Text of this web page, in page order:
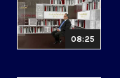
08:25